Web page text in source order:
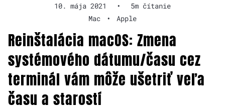
10. mája 2021 •
5m čítanie
Mac
• Apple
Reinštalácia macOS: Zmena
systémového dátumu/času cez
terminál vám môže ušetriť veľa
času a starostí